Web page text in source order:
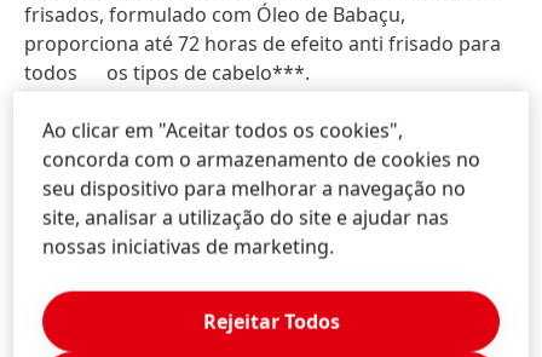
frisados, formulado com Óleo de Babaçu,
proporciona até 72 horas de efeito anti frisado para
todos os tipos de cabelo***.
**Quando o Champô e Condicionador Time Restore são
utilizados em conjunto, e repetidamente
***Disponível a partir de Setembro de 2022
Bonacure Clean Performance –
Bonacure Clean Performance fornece fórmulas
Ao clicar em "Aceitar todos os cookies",
concorda com o armazenamento de cookies no
seu dispositivo para melhorar a navegação no
site, analisar a utilização do site e ajudar nas
nossas iniciativas de marketing.
Rejeitar Todos